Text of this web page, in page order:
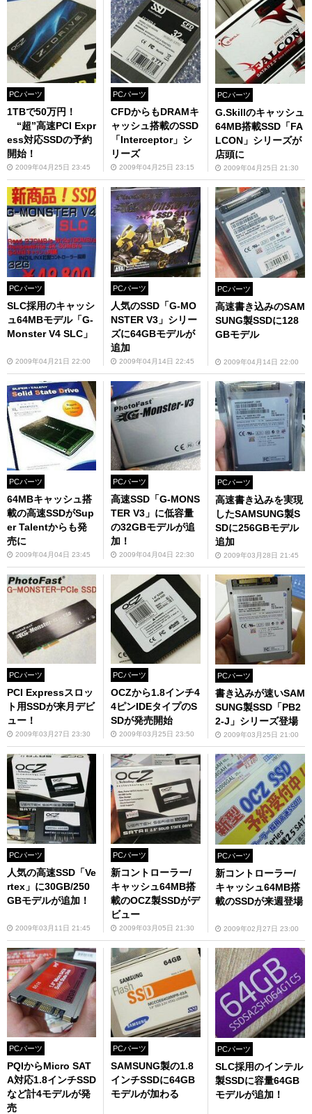
PCパーツ
1TBで50万円！
“超”高速PCI Expr
ess対応SSDの予約
開始！
2009年04月25日 23:45
PCパーツ
CFDからもDRAMキ
ャッシュ搭載のSSD
「Interceptor」シ
リーズ
2009年04月25日 23:15
PCパーツ
G.Skillのキャッシュ
64MB搭載SSD「FA
LCON」シリーズが
店頭に
2009年04月25日 21:30
PCパーツ
SLC採用のキャッシ
ュ64MBモデル「G-
Monster V4 SLC」
2009年04月21日 22:00
PCパーツ
人気のSSD「G-MO
NSTER V3」シリー
ズに64GBモデルが
追加
2009年04月14日 22:45
PCパーツ
高速書き込みのSAM
SUNG製SSDに128
GBモデル
2009年04月14日 22:00
PCパーツ
64MBキャッシュ搭
載の高速SSDがSup
er Talentからも発
売に
2009年04月04日 23:45
PCパーツ
高速SSD「G-MONS
TER V3」に低容量
の32GBモデルが追
加！
2009年04月04日 22:30
PCパーツ
高速書き込みを実現
したSAMSUNG製S
SDに256GBモデル
追加
2009年03月28日 21:45
PCパーツ
PCI Expressスロッ
ト用SSDが来月デビ
ュー！
2009年03月27日 23:30
PCパーツ
OCZから1.8インチ4
4ピンIDEタイプのS
SDが発売開始
2009年03月25日 23:50
PCパーツ
書き込みが速いSAM
SUNG製SSD「PB2
2-J」シリーズ登場
2009年03月25日 21:00
PCパーツ
人気の高速SSD「Ve
rtex」に30GB/250
GBモデルが追加！
2009年03月11日 21:45
PCパーツ
新コントローラー/
キャッシュ64MB搭
載のOCZ製SSDがデ
ビュー
2009年03月05日 21:30
PCパーツ
新コントローラー/
キャッシュ64MB搭
載のSSDが来週登場
2009年02月27日 23:00
PCパーツ
PQIからMicro SAT
A対応1.8インチSSD
など計4モデルが発
売
PCパーツ
SAMSUNG製の1.8
インチSSDに64GB
モデルが加わる
PCパーツ
SLC採用のインテル
製SSDに容量64GB
モデルが追加！